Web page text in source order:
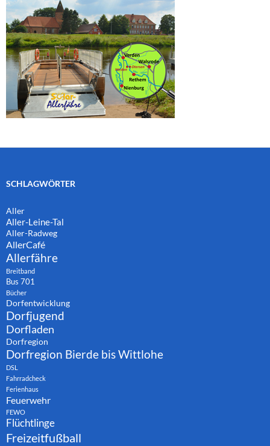
SCHLAGWÖRTER
Aller
Aller-Leine-Tal
Aller-Radweg
AllerCafé
Allerfähre
Breitband
Bus 701
Bücher
Dorfentwicklung
Dorfjugend
Dorfladen
Dorfregion
Dorfregion Bierde bis Wittlohe
DSL
Fahrradcheck
Ferienhaus
Feuerwehr
FEWO
Flüchtlinge
Freizeitfußball